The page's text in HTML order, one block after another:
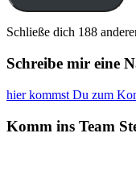
Schließe dich 188
Schreibe mir eine
hier kommst Du zum
Komm ins Team